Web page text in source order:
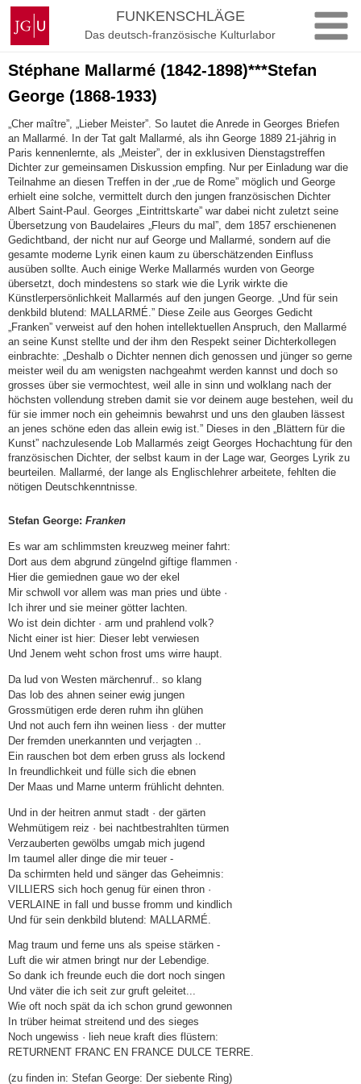
Zum
Inhalt
springen
Johannes
Gutenberg-
Universität
Mainz
FUNKENSCHLÄGE
Das deutsch-französische Kulturlabor
Stéphane Mallarmé (1842-1898)***Stefan
George (1868-1933)
„Cher maître”, „Lieber Meister”. So lautet die Anrede in Georges Briefen
an Mallarmé. In der Tat galt Mallarmé, als ihn George 1889 21-jährig in
Paris kennenlernte, als „Meister”, der in exklusiven Dienstagstreffen
Dichter zur gemeinsamen Diskussion empfing. Nur per Einladung war die
Teilnahme an diesen Treffen in der „rue de Rome” möglich und George
erhielt eine solche, vermittelt durch den jungen französischen Dichter
Albert Saint-Paul. Georges „Eintrittskarte” war dabei nicht zuletzt seine
Übersetzung von Baudelaires „Fleurs du mal”, dem 1857 erschienenen
Gedichtband, der nicht nur auf George und Mallarmé, sondern auf die
gesamte moderne Lyrik einen kaum zu überschätzenden Einfluss
ausüben sollte. Auch einige Werke Mallarmés wurden von George
übersetzt, doch mindestens so stark wie die Lyrik wirkte die
Künstlerpersönlichkeit Mallarmés auf den jungen George. „Und für sein
denkbild blutend: MALLARMÉ.” Diese Zeile aus Georges Gedicht
„Franken” verweist auf den hohen intellektuellen Anspruch, den Mallarmé
an seine Kunst stellte und der ihm den Respekt seiner Dichterkollegen
einbrachte: „Deshalb o Dichter nennen dich genossen und jünger so gerne
meister weil du am wenigsten nachgeahmt werden kannst und doch so
grosses über sie vermochtest, weil alle in sinn und wolklang nach der
höchsten vollendung streben damit sie vor deinem auge bestehen, weil du
für sie immer noch ein geheimnis bewahrst und uns den glauben lässest
an jenes schöne eden das allein ewig ist.” Dieses in den „Blättern für die
Kunst” nachzulesende Lob Mallarmés zeigt Georges Hochachtung für den
französischen Dichter, der selbst kaum in der Lage war, Georges Lyrik zu
beurteilen. Mallarmé, der lange als Englischlehrer arbeitete, fehlten die
nötigen Deutschkenntnisse.
Stefan George: Franken
Es war am schlimmsten kreuzweg meiner fahrt:
Dort aus dem abgrund züngelnd giftige flammen ·
Hier die gemiednen gaue wo der ekel
Mir schwoll vor allem was man pries und übte ·
Ich ihrer und sie meiner götter lachten.
Wo ist dein dichter · arm und prahlend volk?
Nicht einer ist hier: Dieser lebt verwiesen
Und Jenem weht schon frost ums wirre haupt.
Da lud von Westen märchenruf.. so klang
Das lob des ahnen seiner ewig jungen
Grossmütigen erde deren ruhm ihn glühen
Und not auch fern ihn weinen liess · der mutter
Der fremden unerkannten und verjagten ..
Ein rauschen bot dem erben gruss als lockend
In freundlichkeit und fülle sich die ebnen
Der Maas und Marne unterm frühlicht dehnten.
Und in der heitren anmut stadt · der gärten
Wehmütigem reiz · bei nachtbestrahlten türmen
Verzauberten gewölbs umgab mich jugend
Im taumel aller dinge die mir teuer -
Da schirmten held und sänger das Geheimnis:
VILLIERS sich hoch genug für einen thron ·
VERLAINE in fall und busse fromm und kindlich
Und für sein denkbild blutend: MALLARMÉ.
Mag traum und ferne uns als speise stärken -
Luft die wir atmen bringt nur der Lebendige.
So dank ich freunde euch die dort noch singen
Und väter die ich seit zur gruft geleitet...
Wie oft noch spät da ich schon grund gewonnen
In trüber heimat streitend und des sieges
Noch ungewiss · lieh neue kraft dies flüstern:
RETURNENT FRANC EN FRANCE DULCE TERRE.
(zu finden in: Stefan George: Der siebente Ring)